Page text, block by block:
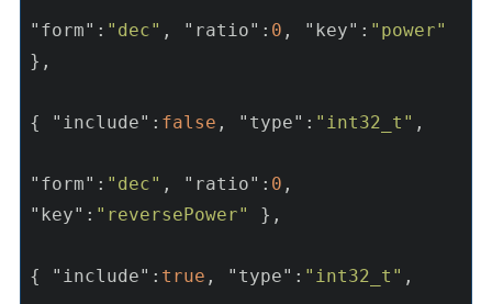
"form" : "dec" , "ratio" : 0 , "key" : "power"
},
{ "include" : false , "type" : "int32_t" ,
"form" : "dec" , "ratio" : 0
"key" : "reversePower" },
{ "include" : true , "type" : "int32_t" ,